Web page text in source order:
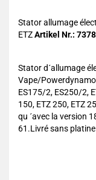
Stator allumage
ETZArtikel Nr.: 7378
Stator d´allumage
Vape/Powerdynamo
ES175/2, ES250/2,
150, ETZ 250, ETZ
qu ´avec la version
61.Livré sans